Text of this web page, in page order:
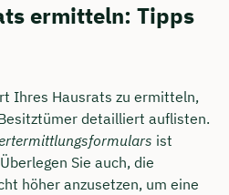
ermitteln: Tipps
Ihres Hausrats zu ermitteln,
detailliert auflisten.
ist
Sie auch, die
höher anzusetzen, um eine